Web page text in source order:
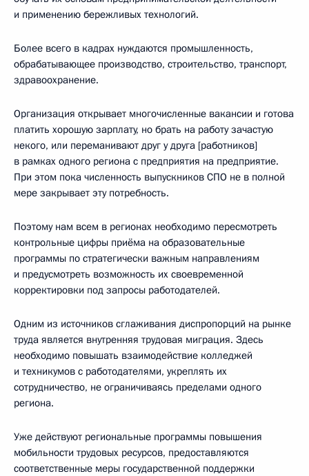
и применению бережливых технологий.
Более всего в кадрах нуждаются промышленность,
обрабатывающее производство, строительство, транспорт,
здравоохранение.
Организация открывает многочисленные вакансии и готова
платить хорошую зарплату, но брать на работу зачастую
некого, или переманивают друг у друга [работников]
в рамках одного региона с предприятия на предприятие.
При этом пока численность выпускников СПО не в полной
мере закрывает эту потребность.
Поэтому нам всем в регионах необходимо пересмотреть
контрольные цифры приёма на образовательные
программы по стратегически важным направлениям
и предусмотреть возможность их своевременной
корректировки под запросы работодателей.
Одним из источников сглаживания диспропорций на рынке
труда является внутренняя трудовая миграция. Здесь
необходимо повышать взаимодействие колледжей
и техникумов с работодателями, укреплять их
сотрудничество, не ограничиваясь пределами одного
региона.
Уже действуют региональные программы повышения
мобильности трудовых ресурсов, предоставляются
соответственные меры государственной поддержки